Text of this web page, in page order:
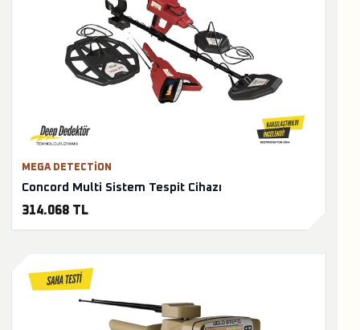
MEGA DETECTION
Concord Multi Sistem Tespit Cihazı
314.068 TL